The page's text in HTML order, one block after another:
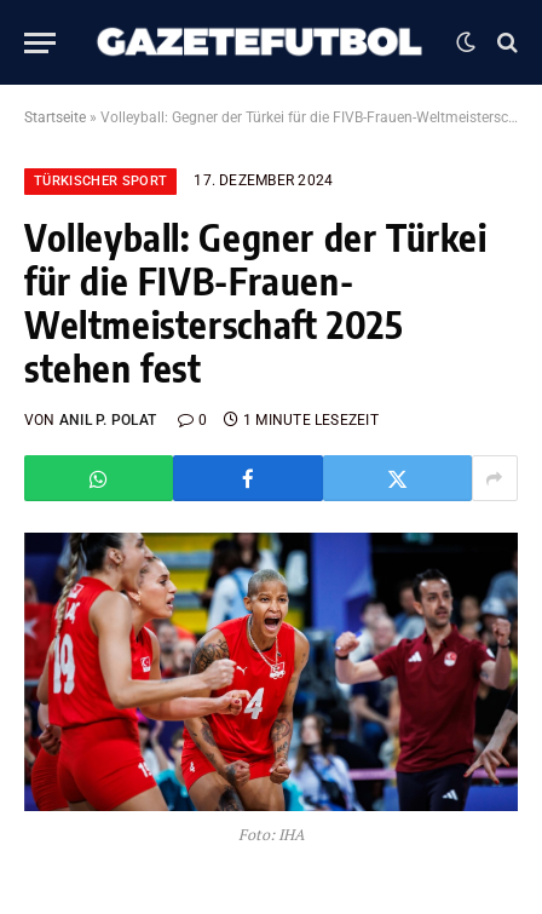
Startseite » Volleyball: Gegner der Türkei für die FIVB-Frauen-Weltmeisterschaft 2025 stehen fest
TÜRKISCHER SPORT 17. DEZEMBER 2024
Volleyball: Gegner der Türkei
für die FIVB-Frauen-
Weltmeisterschaft 2025
stehen fest
VON ANIL P. POLAT 0 1 MINUTE LESEZEIT
Foto: IHA